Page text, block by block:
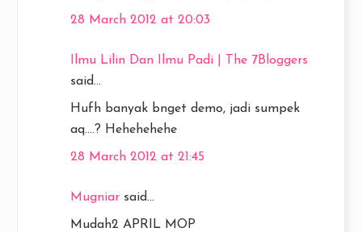
28 March 2012 at 20:03
Ilmu Lilin Dan Ilmu Padi | The 7Bloggers
said...
Hufh banyak bnget demo, jadi sumpek
aq....? Hehehehehe
28 March 2012 at 21:45
Mugniar said...
Mudah2 APRIL MOP